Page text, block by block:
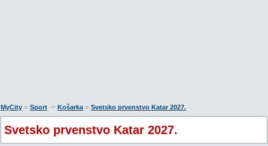
MyCity » Sport -> Košarka» Svetsko prvenstvo Katar 2027.
Svetsko prvenstvo Katar 2027.